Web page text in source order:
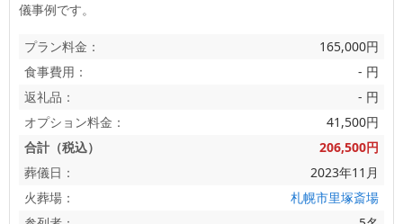
儀事例です。
プラン料金：
165,000円
食事費用：
- 円
返礼品：
- 円
オプション料金：
41,500円
合計（税込）
206,500円
葬儀日：
2023年11月
火葬場：
札幌市里塚斎場